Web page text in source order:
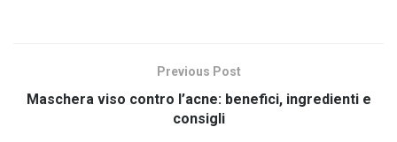
Previous Post
Maschera viso contro l’acne: benefici, ingredienti e
consigli